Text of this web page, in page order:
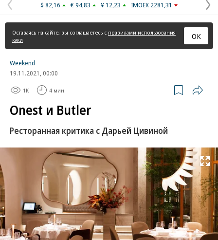
Предыдущая
страница
$ 82,16 € 94,83 ¥ 12,23 IMOEX 2281,31
Оставаясь на сайте, вы соглашаетесь с правилами использования
куки
ОК
Weekend
19.11.2021, 00:00
1K 4 мин.
Onest и Butler
Ресторанная критика с Дарьей Цивиной
Развернуть